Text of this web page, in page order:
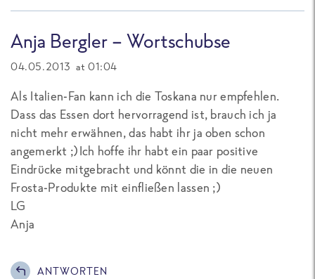
Anja Bergler - Wortschubse
04.05.2013 at 01:04
Als Italien-Fan kann ich die Toskana nur empfehlen.
Dass das Essen dort hervorragend ist, brauch ich ja
nicht mehr erwähnen, das habt ihr ja oben schon
angemerkt ;)Ich hoffe ihr habt ein paar positive
Eindrücke mitgebracht und könnt die in die neuen
Frosta-Produkte mit einfließen lassen ;)
LG
Anja
ANTWORTEN